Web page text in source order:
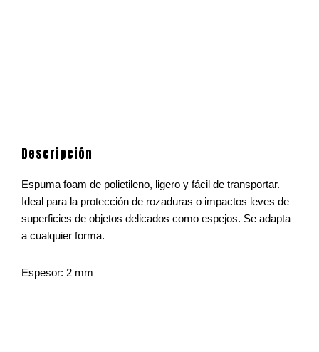
Descripción
Espuma foam de polietileno, ligero y fácil de transportar.
Ideal para la protección de rozaduras o impactos leves de
superficies de objetos delicados como espejos. Se adapta
a cualquier forma.
Espesor: 2 mm